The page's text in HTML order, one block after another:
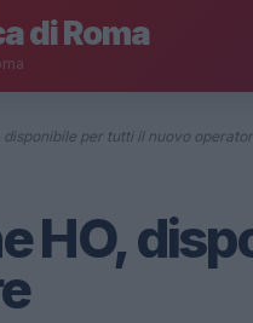
di Roma
disponibile per tutti il nuovo
HO,